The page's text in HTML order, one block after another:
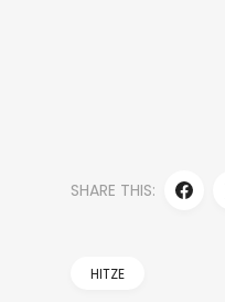
SHARE THIS:
HITZE